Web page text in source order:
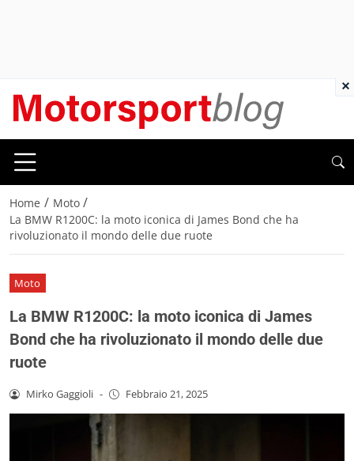
Home / Moto /
La BMW R1200C: la moto iconica di James Bond che ha
rivoluzionato il mondo delle due ruote
Moto
La BMW R1200C: la moto iconica di James
Bond che ha rivoluzionato il mondo delle due
ruote
Mirko Gaggioli - Febbraio 21, 2025
×